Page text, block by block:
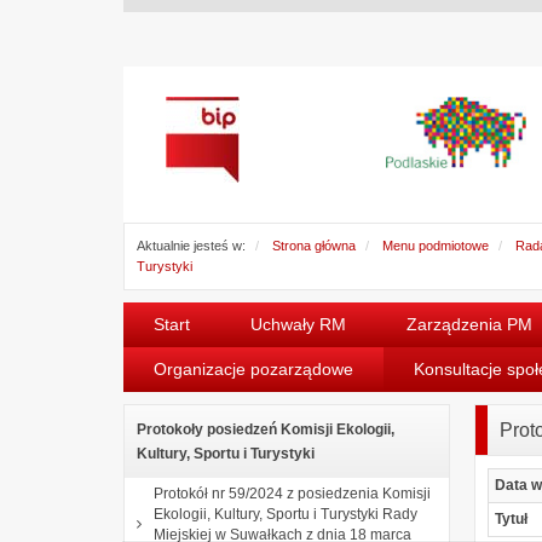
Aktualnie jesteś w: Strona główna Menu podmiotowe
Turystyki
Start Uchwały RM Zarządzenia PM
Organizacje pozarządowe Konsultacje
Protokoły posiedzeń Komisji Ekologii,
Kultury, Sportu i Turystyki
Protokół nr 59/2024 z posiedzenia Komisji
Ekologii, Kultury, Sportu i Turystyki Rady
Miejskiej w Suwałkach z dnia 18 marca
Data
Tytuł